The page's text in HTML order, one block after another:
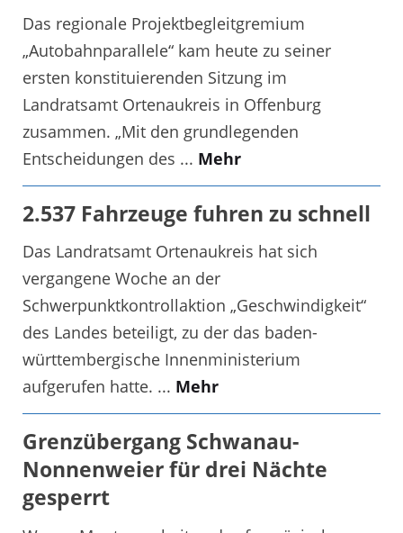
Das regionale Projektbegleitgremium
„Autobahnparallele“ kam heute zu seiner
ersten konstituierenden Sitzung im
Landratsamt Ortenaukreis in Offenburg
zusammen. „Mit den grundlegenden
Entscheidungen des ... Mehr
2.537 Fahrzeuge fuhren zu schnell
Das Landratsamt Ortenaukreis hat sich
vergangene Woche an der
Schwerpunktkontrollaktion „Geschwindigkeit“
des Landes beteiligt, zu der das baden-
württembergische Innenministerium
aufgerufen hatte. ... Mehr
Grenzübergang Schwanau-
Nonnenweier für drei Nächte
gesperrt